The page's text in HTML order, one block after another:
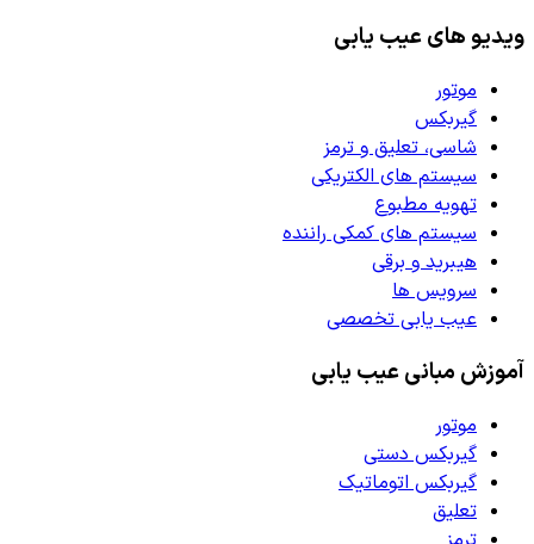
ویدیو های عیب یابی
موتور
گیربکس
شاسی، تعلیق و ترمز
سیستم های الکتریکی
تهویه مطبوع
سیستم های کمکی راننده
هیبرید و برقی
سرویس ها
عیب یابی تخصصی
آموزش مبانی عیب یابی
موتور
گیربکس دستی
گیربکس اتوماتیک
تعلیق